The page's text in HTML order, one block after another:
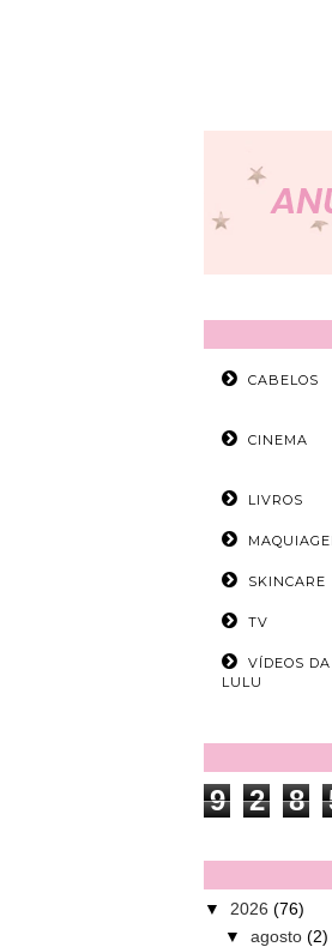
CABELOS
CINEMA
LIVROS
SKINCARE
TV
VÍDEOS DA
LULU
9 2 8
▼ 2026 (76)
▼ agosto (2)